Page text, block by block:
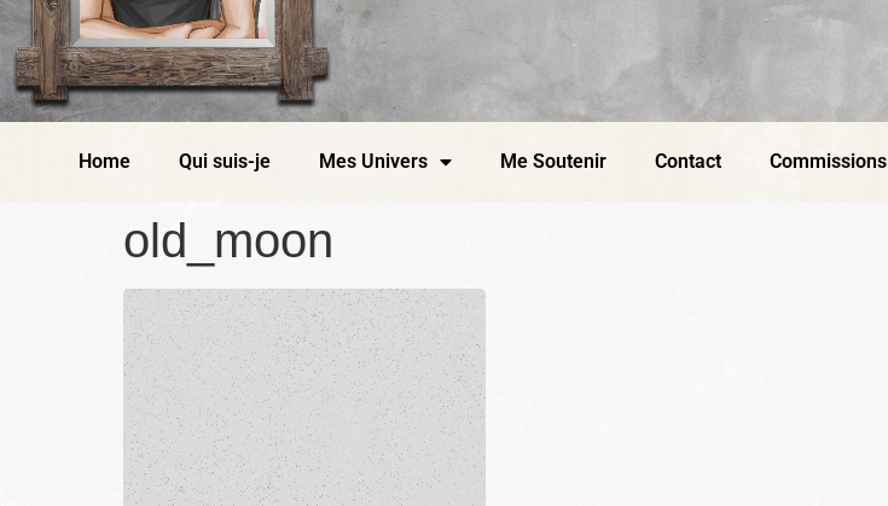
Home Qui suis-je Mes Univers Me Soutenir Contact Commissions
old_moon